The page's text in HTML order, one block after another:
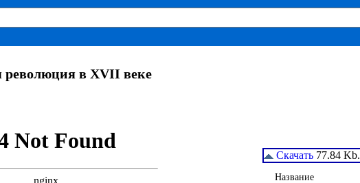
революция в XVII веке
Скачать 77.84 Kb.
Название